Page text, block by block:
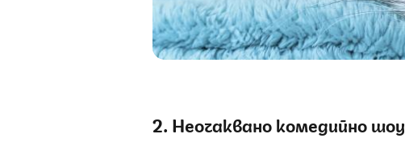
2. Неочаквано комедийно шоу